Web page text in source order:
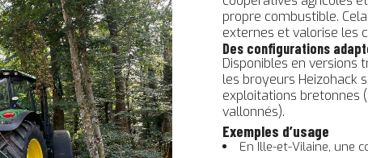
propre combustible.
externes et valorise les
Des configurations
Disponibles en versions
les broyeurs Heizohack
exploitations bretonnes
vallonnés).
Exemples d’usage
En Ille-et-Vilaine, une